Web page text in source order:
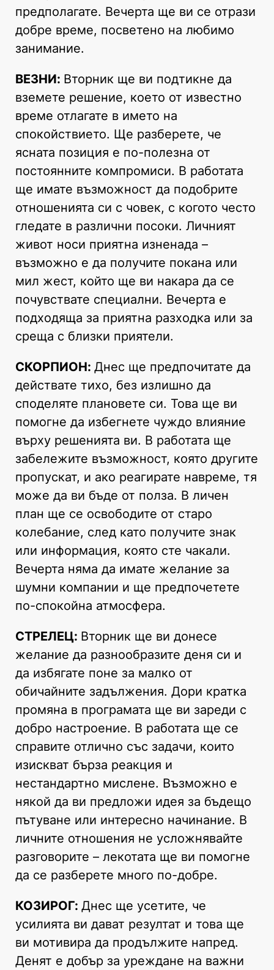
предполагате. Вечерта ще ви се отрази
добре време, посветено на любимо
занимание.
ВЕЗНИ: Вторник ще ви подтикне да
вземете решение, което от известно
време отлагате в името на
спокойствието. Ще разберете, че
ясната позиция е по-полезна от
постоянните компромиси. В работата
ще имате възможност да подобрите
отношенията си с човек, с когото често
гледате в различни посоки. Личният
живот носи приятна изненада –
възможно е да получите покана или
мил жест, който ще ви накара да се
почувствате специални. Вечерта е
подходяща за приятна разходка или за
среща с близки приятели.
СКОРПИОН: Днес ще предпочитате да
действате тихо, без излишно да
споделяте плановете си. Това ще ви
помогне да избегнете чуждо влияние
върху решенията ви. В работата ще
забележите възможност, която другите
пропускат, и ако реагирате навреме, тя
може да ви бъде от полза. В личен
план ще се освободите от старо
колебание, след като получите знак
или информация, която сте чакали.
Вечерта няма да имате желание за
шумни компании и ще предпочетете
по-спокойна атмосфера.
СТРЕЛЕЦ: Вторник ще ви донесе
желание да разнообразите деня си и
да избягате поне за малко от
обичайните задължения. Дори кратка
промяна в програмата ще ви зареди с
добро настроение. В работата ще се
справите отлично със задачи, които
изискват бърза реакция и
нестандартно мислене. Възможно е
някой да ви предложи идея за бъдещо
пътуване или интересно начинание. В
личните отношения не усложнявайте
разговорите – лекотата ще ви помогне
да се разберете много по-добре.
КОЗИРОГ: Днес ще усетите, че
усилията ви дават резултат и това ще
ви мотивира да продължите напред.
Денят е добър за уреждане на важни